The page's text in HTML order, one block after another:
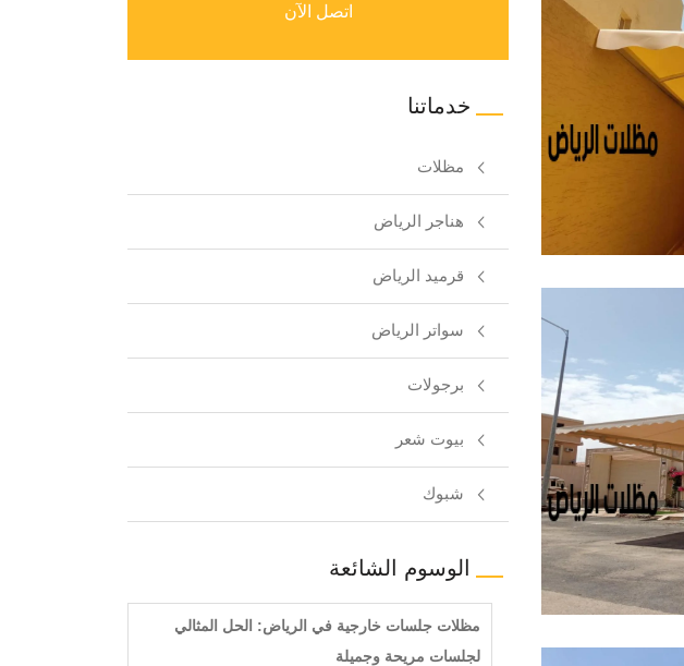
اتصل الآن
خدماتنا
مظلات
هناجر الرياض
قرميد الرياض
سواتر الرياض
برجولات
بيوت شعر
شبوك
الوسوم الشائعة
مظلات جلسات خارجية في الرياض: الحل المثالي
لجلسات مريحة وجميلة